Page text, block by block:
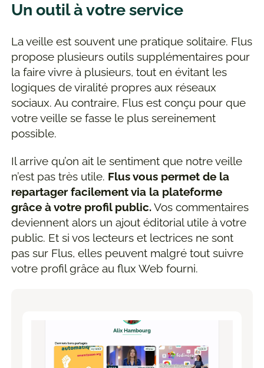
Un outil à votre service
La veille est souvent une pratique solitaire. Flus
propose plusieurs outils supplémentaires pour
la faire vivre à plusieurs, tout en évitant les
logiques de viralité propres aux réseaux
sociaux. Au contraire, Flus est conçu pour que
votre veille se fasse le plus sereinement
possible.
Il arrive qu’on ait le sentiment que notre veille
n’est pas très utile. Flus vous permet de la
repartager facilement via la plateforme
grâce à votre profil public.Vos commentaires
deviennent alors un ajout éditorial utile à votre
public. Et si vos lecteurs et lectrices ne sont
pas sur Flus, elles peuvent malgré tout suivre
votre profil grâce au flux Web fourni.